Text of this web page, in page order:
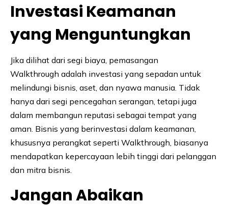
Investasi Keamanan
yang Menguntungkan
Jika dilihat dari segi biaya, pemasangan
Walkthrough adalah investasi yang sepadan untuk
melindungi bisnis, aset, dan nyawa manusia. Tidak
hanya dari segi pencegahan serangan, tetapi juga
dalam membangun reputasi sebagai tempat yang
aman. Bisnis yang berinvestasi dalam keamanan,
khususnya perangkat seperti Walkthrough, biasanya
mendapatkan kepercayaan lebih tinggi dari pelanggan
dan mitra bisnis.
Jangan Abaikan